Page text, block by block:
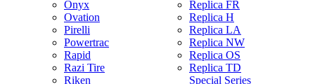
Onyx
Ovation
Pirelli
Powertrac
Rapid
Razi Tire
Riken
Replica FR
Replica H
Replica LA
Replica NW
Replica OS
Replica TD
Special Series